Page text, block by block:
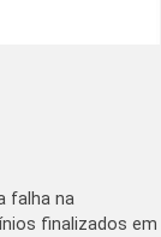
falha na
finalizados em